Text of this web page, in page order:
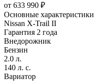
от 633 990 ₽
Основные характеристики
Nissan X-Trail II
Гарантия 2 года
Внедорожник
Бензин
2.0 л.
140 л. с.
Вариатор